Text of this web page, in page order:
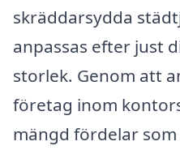
skräddarsydda
anpassas efter just
storlek. Genom att
företag inom
mängd fördelar